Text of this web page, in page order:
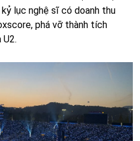
lục nghệ sĩ có doanh thu
phá vỡ thành tích